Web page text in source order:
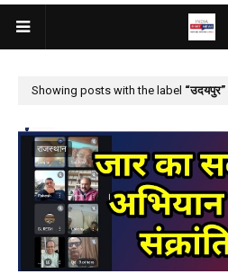
Showing posts with the label उदयपुर
राजस्थान